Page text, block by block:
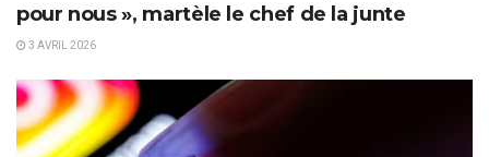
pour nous », martèle le chef de la junte
3 AVRIL 2026